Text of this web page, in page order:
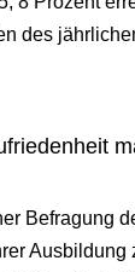
des
Befragung
Ausbildung